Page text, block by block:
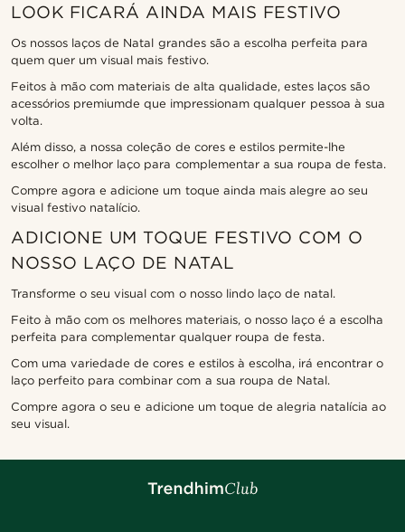
LOOK FICARÁ AINDA MAIS FESTIVO
Os nossos laços de Natal grandes são a escolha perfeita para
quem quer um visual mais festivo.
Feitos à mão com materiais de alta qualidade, estes laços são
acessórios premiumde que impressionam qualquer pessoa à sua
volta.
Além disso, a nossa coleção de cores e estilos permite-lhe
escolher o melhor laço para complementar a sua roupa de festa.
Compre agora e adicione um toque ainda mais alegre ao seu
visual festivo natalício.
ADICIONE UM TOQUE FESTIVO COM O
NOSSO LAÇO DE NATAL
Transforme o seu visual com o nosso lindo laço de natal.
Feito à mão com os melhores materiais, o nosso laço é a escolha
perfeita para complementar qualquer roupa de festa.
Com uma variedade de cores e estilos à escolha, irá encontrar o
laço perfeito para combinar com a sua roupa de Natal.
Compre agora o seu e adicione um toque de alegria natalícia ao
seu visual.